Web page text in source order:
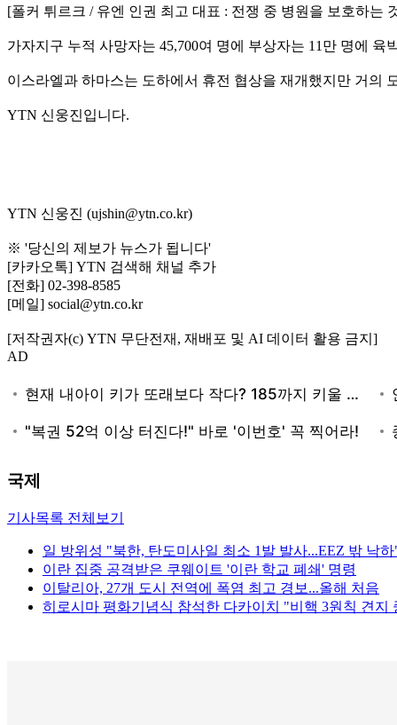
[폴커 튀르크 / 유엔 인권 최고 대표 : 전쟁 중 병원을 보호하는
가자지구 누적 사망자는 45,700여 명에 부상자는 11만 명에 육
이스라엘과 하마스는 도하에서 휴전 협상을 재개했지만 거의
YTN 신웅진입니다.
YTN 신웅진 (ujshin@ytn.co.kr)
※ '당신의 제보가 뉴스가 됩니다'
[카카오톡] YTN 검색해 채널 추가
[전화] 02-398-8585
[메일] social@ytn.co.kr
[저작권자(c) YTN 무단전재, 재배포 및 AI 데이터 활용 금지]
AD
국제
기사목록 전체보기
일 방위성 "북한, 탄도미사일 최소 1발 발사...EEZ 밖 낙
이란 집중 공격받은 쿠웨이트 '이란 학교 폐쇄' 명령
이탈리아, 27개 도시 전역에 폭염 최고 경보...올해 처음
히로시마 평화기념식 참석한 다카이치 "비핵 3원칙 견지